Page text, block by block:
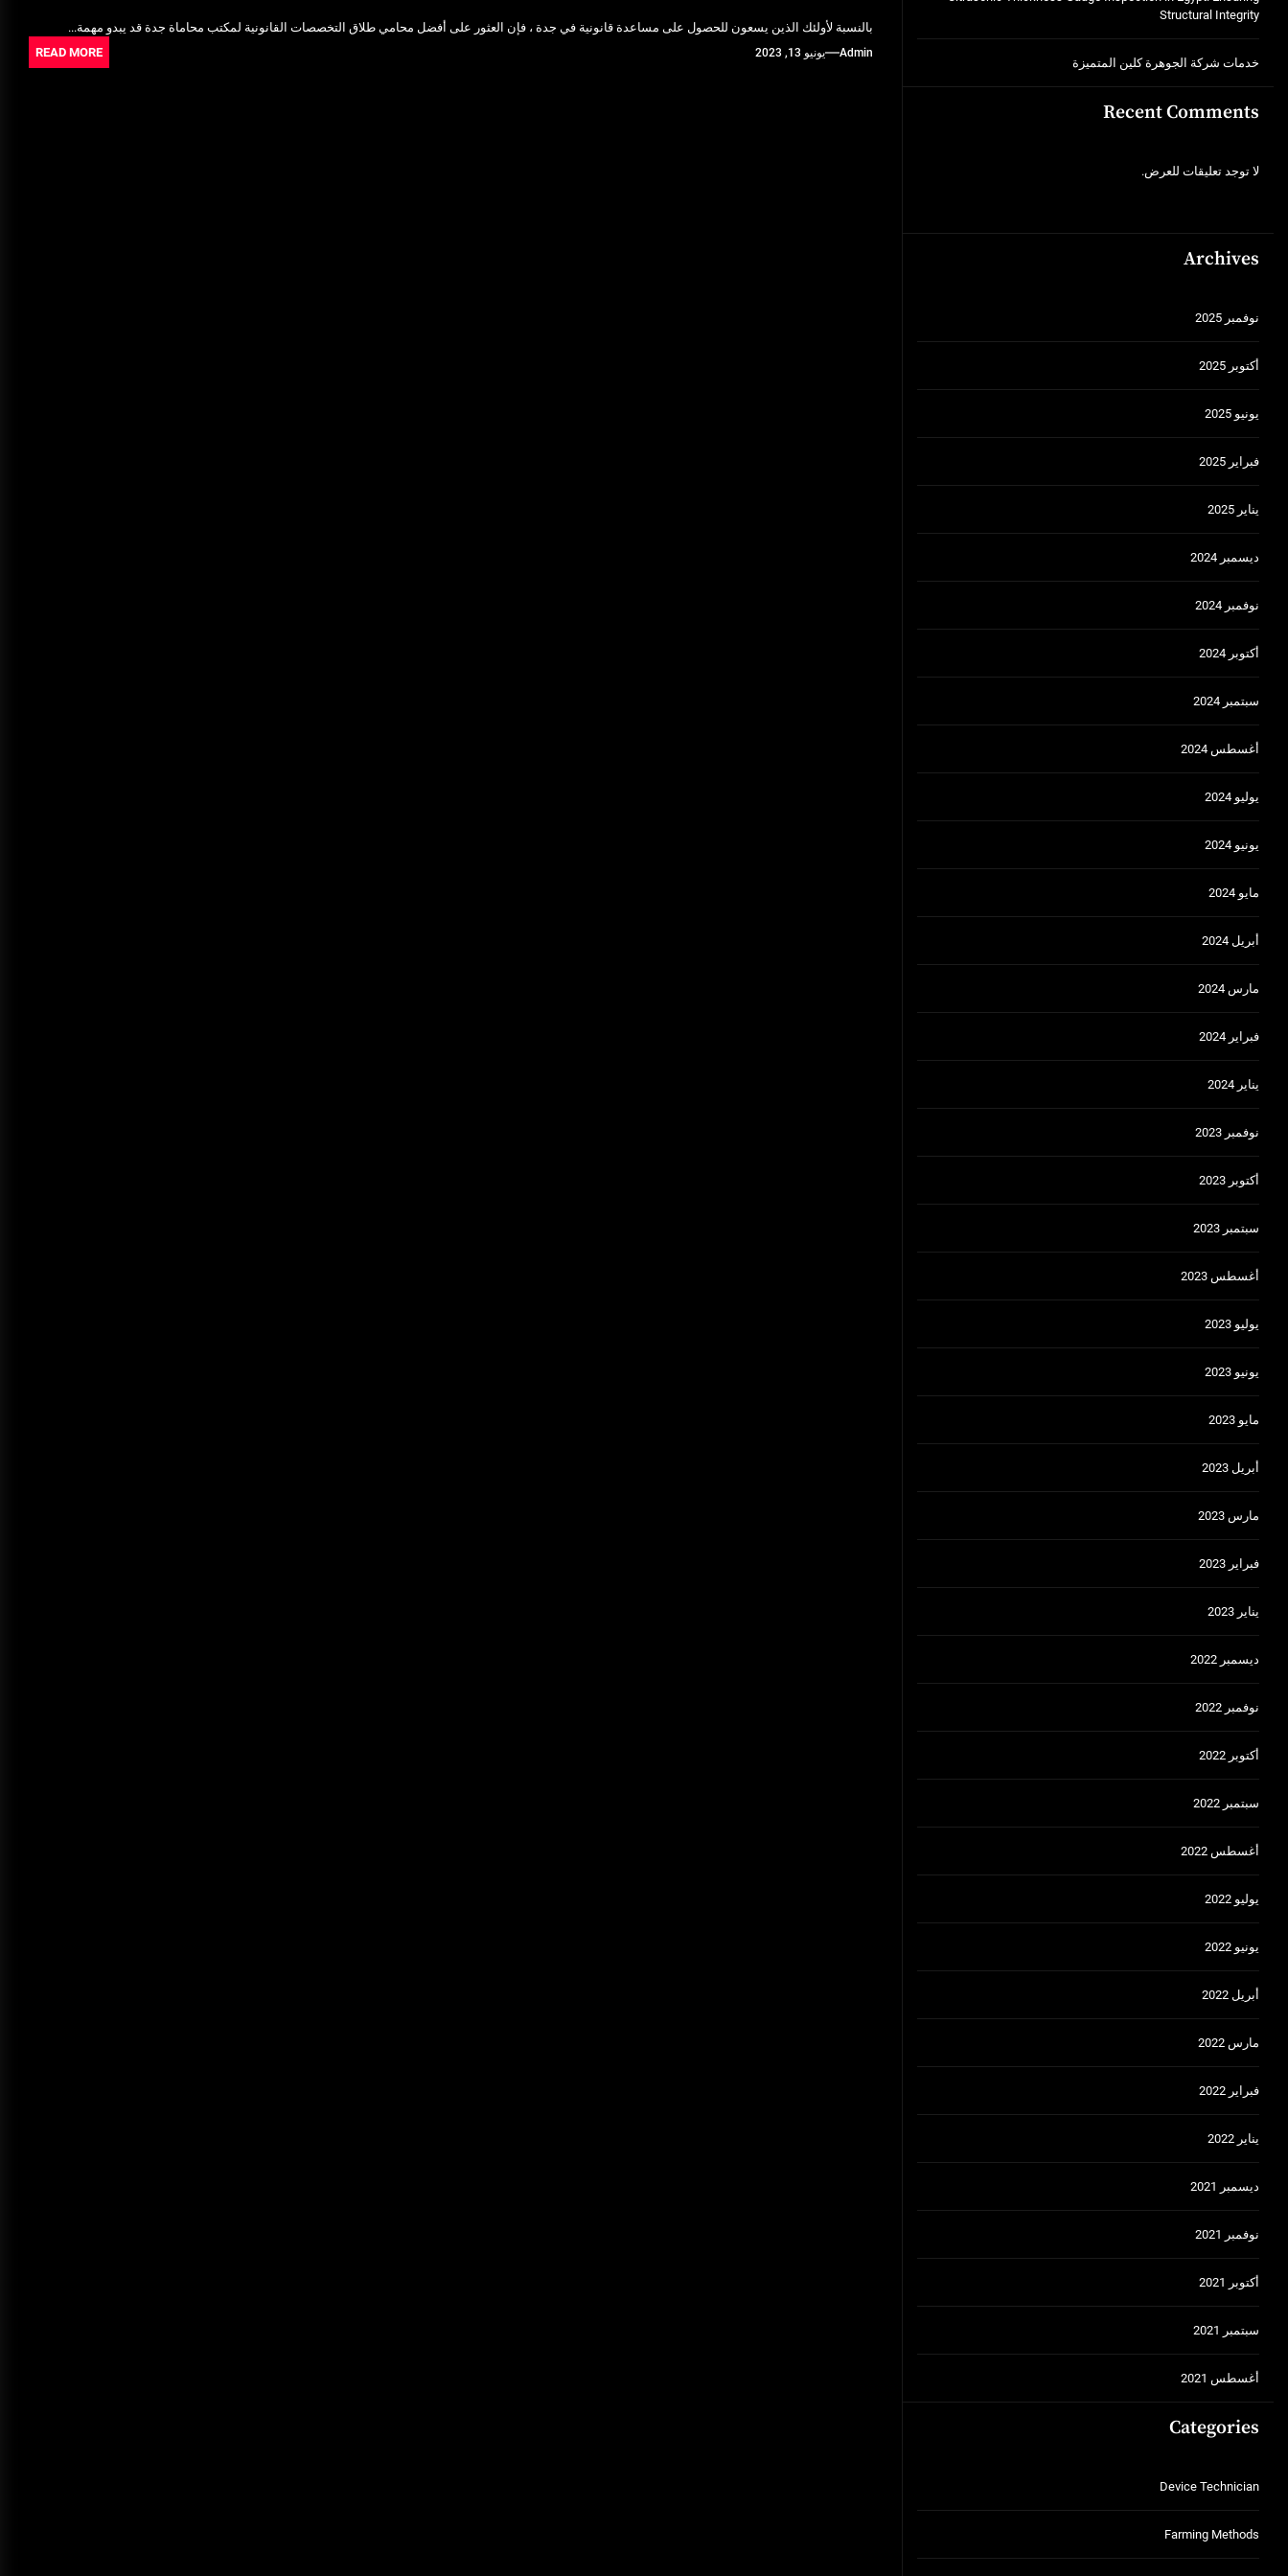
Ultrasonic Thickness Gauge
Inspection in Egypt: Ensuring
بالنسبة لأولئك الذين يسعون للحصول على مساعدة قانونية في جدة ، فإن العثور على أفضل محامي طلاق التخصصات القانونية لمكتب محاماة جدة قد يبدو مهمة...
Admin يونيو 13, 2023 READ MORE
Structural Integrity
خدمات شركة الجوهرة كلين المتميزة
Recent Comments
لا توجد تعليقات للعرض.
Archives
نوفمبر 2025
أكتوبر 2025
يونيو 2025
فبراير 2025
يناير 2025
ديسمبر 2024
نوفمبر 2024
أكتوبر 2024
سبتمبر 2024
أغسطس 2024
يوليو 2024
يونيو 2024
مايو 2024
أبريل 2024
مارس 2024
فبراير 2024
يناير 2024
نوفمبر 2023
أكتوبر 2023
سبتمبر 2023
أغسطس 2023
يوليو 2023
يونيو 2023
مايو 2023
أبريل 2023
مارس 2023
فبراير 2023
يناير 2023
ديسمبر 2022
نوفمبر 2022
أكتوبر 2022
سبتمبر 2022
أغسطس 2022
يوليو 2022
يونيو 2022
أبريل 2022
مارس 2022
فبراير 2022
يناير 2022
ديسمبر 2021
نوفمبر 2021
أكتوبر 2021
سبتمبر 2021
أغسطس 2021
Categories
Device Technician
Farming Methods